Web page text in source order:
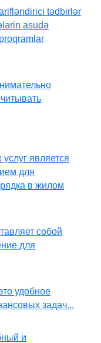
tədbirlər
asudə
является
для
в жилом
собой
для
удобное
задач...
и